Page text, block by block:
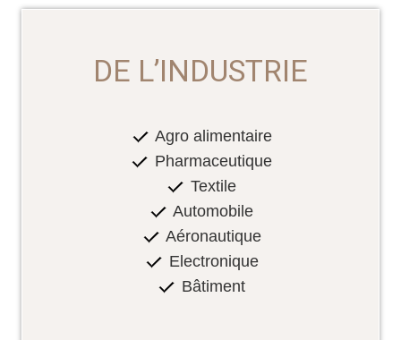
DE L’INDUSTRIE
Agro alimentaire
Pharmaceutique
Textile
Automobile
Aéronautique
Electronique
Bâtiment